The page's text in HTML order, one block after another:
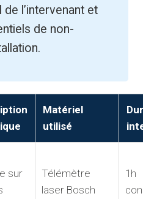
l’intervenant et
de non-
Matériel
utilisé
sur
Télémètre
laser Bosch
1h